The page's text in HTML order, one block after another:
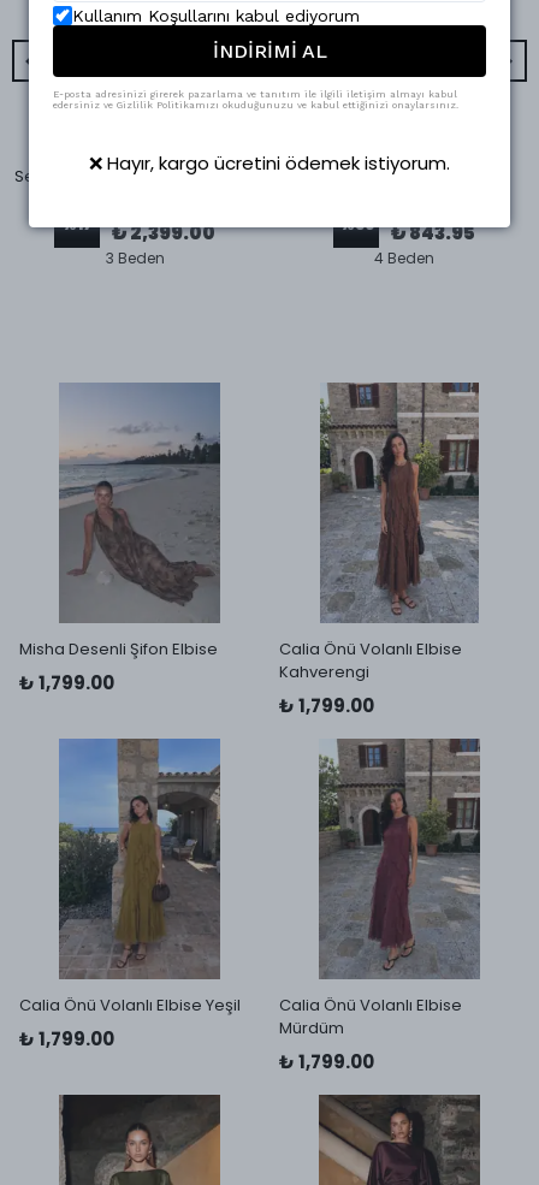
Swass
Serena Yelek-Pantolon Takım Bordo
%17 ₺ 2,399.00
3 Beden
Swass
Crop Blazer Ceket Saks
%56 ₺ 843.95
4 Beden
Misha Desenli Şifon Elbise
₺ 1,799.00
Calia Önü Volanlı Elbise
Kahverengi
₺ 1,799.00
Calia Önü Volanlı Elbise Yeşil
₺ 1,799.00
Calia Önü Volanlı Elbise
Mürdüm
₺ 1,799.00
Kullanım Koşullarını kabul ediyorum
İNDİRİMİ AL
E-posta adresinizi girerek pazarlama ve tanıtım ile ilgili iletişim almayı kabul
edersiniz ve Gizlilik Politikamızı okuduğunuzu ve kabul ettiğinizi onaylarsınız.
❌ Hayır, kargo ücretini ödemek istiyorum.